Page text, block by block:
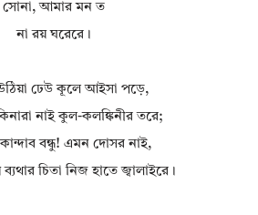
সোনা, আমার মন ত
না রয় ঘরেরে।
ঢেউ কূলে আইসা পড়ে,
নাই কুল-কলঙ্কিনীর তরে;
কান্দাব বন্ধু! এমন দোসর নাই,
চিতা নিজ হাতে জ্বালাইরে।